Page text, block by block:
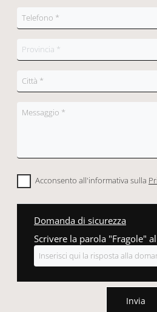
Acconsento all'informativa sulla
Domanda di sicurezza
Scrivere la parola "Fragole"
Invia